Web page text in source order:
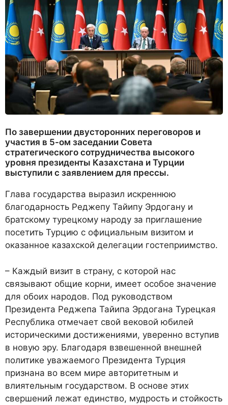
По завершении двусторонних переговоров и
участия в 5-ом заседании Совета
стратегического сотрудничества высокого
уровня президенты Казахстана и Турции
выступили с заявлением для прессы.
Глава государства выразил искреннюю
благодарность Реджепу Тайипу Эрдогану и
братскому турецкому народу за приглашение
посетить Турцию с официальным визитом и
оказанное казахской делегации гостеприимство.
– Каждый визит в страну, с которой нас
связывают общие корни, имеет особое значение
для обоих народов. Под руководством
Президента Реджепа Тайипа Эрдогана Турецкая
Республика отмечает свой вековой юбилей
историческими достижениями, уверенно вступив
в новую эру. Благодаря взвешенной внешней
политике уважаемого Президента Турция
признана во всем мире авторитетным и
влиятельным государством. В основе этих
свершений лежат единство, мудрость и стойкость